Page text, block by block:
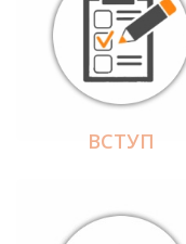
ВСТУП